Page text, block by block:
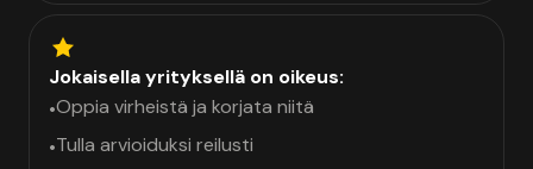
Jokaisella yrityksellä on oikeus:
•Oppia virheistä ja korjata niitä
•Tulla arvioiduksi reilusti